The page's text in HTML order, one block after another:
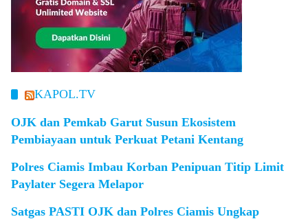
KAPOL.TV
OJK dan Pemkab Garut Susun Ekosistem
Pembiayaan untuk Perkuat Petani Kentang
Polres Ciamis Imbau Korban Penipuan Titip Limit
Paylater Segera Melapor
Satgas PASTI OJK dan Polres Ciamis Ungkap